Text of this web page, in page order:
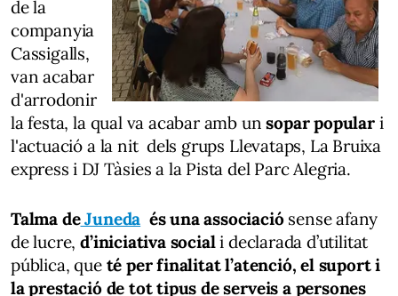
de la
companyia
Cassigalls,
van acabar
d'arrodonir
la festa, la qual va acabar amb unsopar populari
l'actuació a la nit dels grups Llevataps, La Bruixa
express i DJ Tàsies a la Pista del Parc Alegria.
Talma deJuneda és una associaciósense afany
de lucre, d’iniciativa sociali declarada d’utilitat
pública, que té per finalitat l’atenció, el suport i
la prestació de tot tipus de serveis a persones